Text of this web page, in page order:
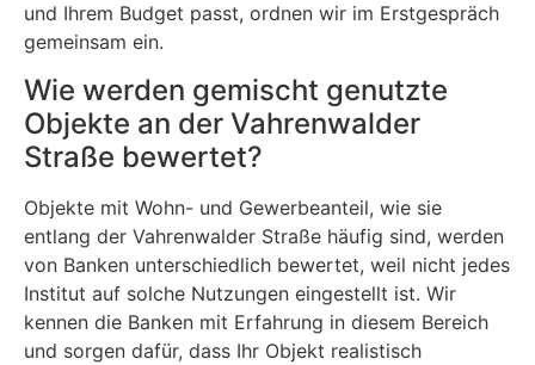
und Ihrem Budget passt, ordnen wir im Erstgespräch
gemeinsam ein.
Wie werden gemischt genutzte
Objekte an der Vahrenwalder
Straße bewertet?
Objekte mit Wohn- und Gewerbeanteil, wie sie
entlang der Vahrenwalder Straße häufig sind, werden
von Banken unterschiedlich bewertet, weil nicht jedes
Institut auf solche Nutzungen eingestellt ist. Wir
kennen die Banken mit Erfahrung in diesem Bereich
und sorgen dafür, dass Ihr Objekt realistisch